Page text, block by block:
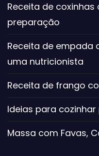
Receita de coxinhas
preparação
Receita de empada
uma nutricionista
Receita de frango
Ideias para
Massa com Favas,